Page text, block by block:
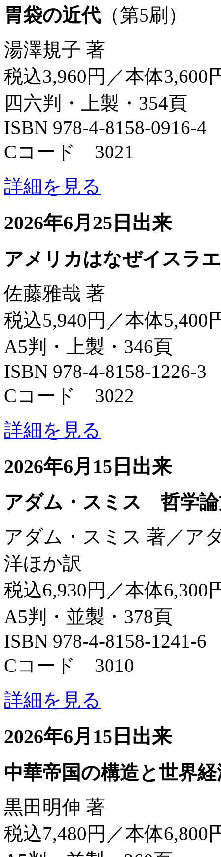
胃袋の近代（第5刷）
湯澤規子 著
税込3,960円／本体3,600
四六判・上製・354頁
ISBN 978-4-8158-0916-4
Cコード 3021
詳細を見る
2026年6月25日出来
アメリカはなぜイスラ
佐藤雅哉 著
税込5,940円／本体5,400
A5判・上製・346頁
ISBN 978-4-8158-1226-3
Cコード 3022
詳細を見る
2026年6月15日出来
アダム・スミス 哲学論
アダム・スミス 著／ア
洋ほか訳
税込6,930円／本体6,300
A5判・並製・378頁
ISBN 978-4-8158-1241-6
Cコード 3010
詳細を見る
2026年6月15日出来
中華帝国の構造と世界
黒田明伸 著
税込7,480円／本体6,800